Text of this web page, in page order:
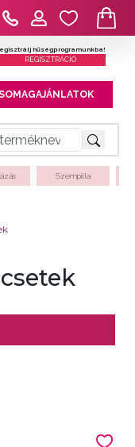
hűségprogramunkba!
REGISZTRÁCIÓ
Szempilla